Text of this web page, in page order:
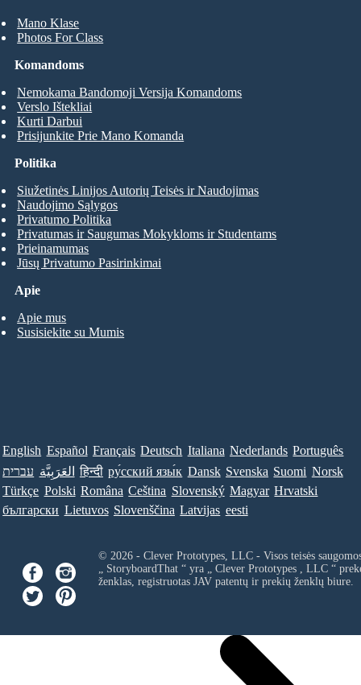
Mano Klase
Photos For Class
Komandoms
Nemokama Bandomoji Versija Komandoms
Verslo Ištekliai
Kurti Darbui
Prisijunkite Prie Mano Komanda
Apie
Apie mus
Susisiekite su Mumis
Politika
Siužetinės Linijos Autorių Teisės ir Naudojimas
Naudojimo Sąlygos
Privatumo Politika
Privatumas ir Saugumas Mokykloms ir Studentams
Prieinamumas
Jūsų Privatumo Pasirinkimai
English Español Français Deutsch Italiana Nederlands Português
עברית العَرَبِيَّة हिन्दी ру́сский язы́к Dansk Svenska Suomi Norsk
Türkçe Polski Româna Ceština Slovenský Magyar Hrvatski
български Lietuvos Slovenščina Latvijas eesti
© 2026 - Clever Prototypes, LLC - Visos teisės
„ StoryboardThat “ yra „ Clever Prototypes , LLC“
ženklas, registruotas JAV patentų ir prekių ženklų biure.